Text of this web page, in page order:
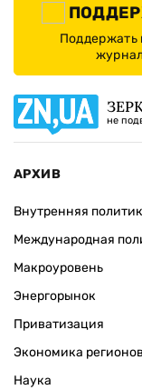
не
АРХИВ
Внутренняя
Международная
Макроуровень
Энергорынок
Приватизация
Экономика регионов
Наука